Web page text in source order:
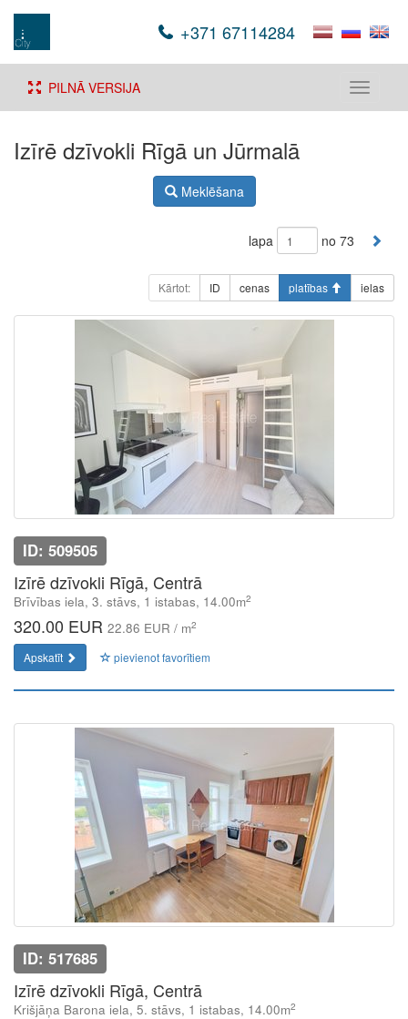
+371 67114284
Toggle
PILNĀ VERSIJA
Izīrē dzīvokli Rīgā un Jūrmalā
Meklēšana
lapa no 73
Kārtot: ID cenas platības ielas
ID: 509505
Izīrē dzīvokli Rīgā, Centrā
Brīvības iela, 3. stāvs, 1 istabas, 14.00m2
320.00 EUR 22.86 EUR / m2
Apskatīt pievienot favorītiem
ID: 517685
Izīrē dzīvokli Rīgā, Centrā
Krišjāņa Barona iela, 5. stāvs, 1 istabas, 14.00m2